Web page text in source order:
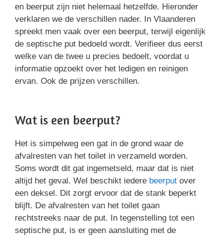
en beerput zijn niet helemaal hetzelfde. Hieronder
verklaren we de verschillen nader. In Vlaanderen
spreekt men vaak over een beerput, terwijl eigenlijk
de septische put bedoeld wordt. Verifieer dus eerst
welke van de twee u precies bedoelt, voordat u
informatie opzoekt over het ledigen en reinigen
ervan. Ook de prijzen verschillen.
Wat is een beerput?
Het is simpelweg een gat in de grond waar de
afvalresten van het toilet in verzameld worden.
Soms wordt dit gat ingemetseld, maar dat is niet
altijd het geval. Wel beschikt iedere beerput over
een deksel. Dit zorgt ervoor dat de stank beperkt
blijft. De afvalresten van het toilet gaan
rechtstreeks naar de put. In tegenstelling tot een
septische put, is er geen aansluiting met de